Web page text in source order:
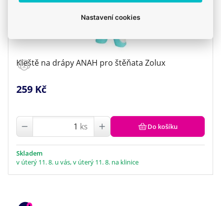
Kleště na drápy ANAH pro štěňata Zolux
259 Kč
ks Do košíku
Skladem
v úterý 11. 8. u vás, v úterý 11. 8. na klinice
Nastavení cookies